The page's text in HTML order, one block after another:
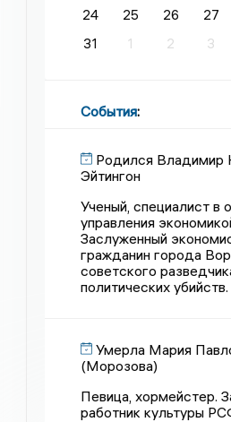
24
25 26 27
31
1 2 3
События:
Родился Владимир
Эйтингон
Ученый, специалист в
управления
Заслуженный
гражданин города
советского
политических убийств.
Умерла Мария
(Морозова)
Певица, хормейстер.
работник культуры